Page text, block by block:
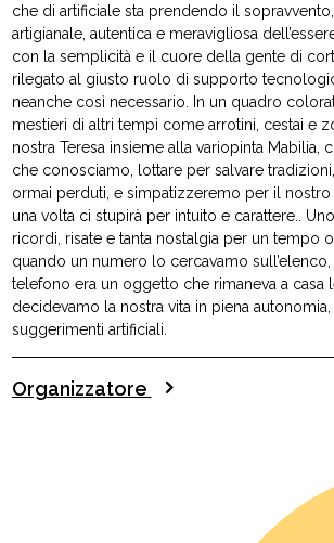
che di artificiale sta prendendo il
artigianale, autentica e meravigliosa
con la semplicità e il cuore della gente di
rilegato al giusto ruolo di supporto
neanche così necessario. In un quadro
mestieri di altri tempi come arrotini, cestai e
nostra Teresa insieme alla variopinta Mabilia,
che conosciamo, lottare per salvare
ormai perduti, e simpatizzeremo per il
una volta ci stupirà per intuito e carattere..
ricordi, risate e tanta nostalgia per un tempo
quando un numero lo cercavamo sull’elenco,
telefono era un oggetto che rimaneva a casa
decidevamo la nostra vita in piena
suggerimenti artificiali.
Organizzatore